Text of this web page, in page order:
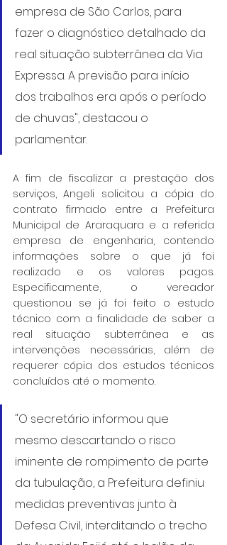
empresa de São Carlos, para
fazer o diagnóstico detalhado da
real situação subterrânea da Via
Expressa. A previsão para início
dos trabalhos era após o período
de chuvas", destacou o
parlamentar.
A fim de fiscalizar a prestação dos
serviços, Angeli solicitou a cópia do
contrato firmado entre a Prefeitura
Municipal de Araraquara e a referida
empresa de engenharia, contendo
informações sobre o que já foi
realizado e os valores pagos.
Especificamente, o vereador
questionou se já foi feito o estudo
técnico com a finalidade de saber a
real situação subterrânea e as
intervenções necessárias, além de
requerer cópia dos estudos técnicos
concluídos até o momento.
"O secretário informou que
mesmo descartando o risco
iminente de rompimento de parte
da tubulação, a Prefeitura definiu
medidas preventivas junto à
Defesa Civil, interditando o trecho